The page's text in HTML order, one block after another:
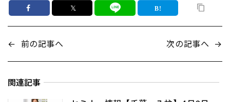
𝕏
← 前の記事へ 次の記事へ →
関連記事